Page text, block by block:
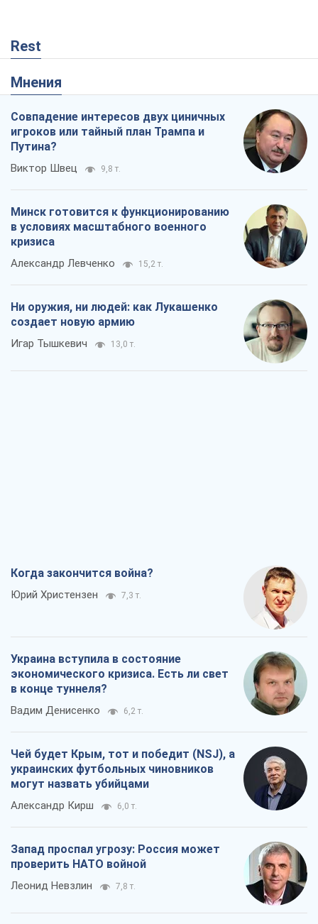
Rest
Мнения
Совпадение интересов двух циничных
игроков или тайный план Трампа и
Путина?
Виктор Швец 9,8 т.
Минск готовится к функционированию
в условиях масштабного военного
кризиса
Александр Левченко 15,2 т.
Ни оружия, ни людей: как Лукашенко
создает новую армию
Игар Тышкевич 13,0 т.
Когда закончится война?
Юрий Христензен 7,3 т.
Украина вступила в состояние
экономического кризиса. Есть ли свет
в конце туннеля?
Вадим Денисенко 6,2 т.
Чей будет Крым, тот и победит (NSJ), а
украинских футбольных чиновников
могут назвать убийцами
Александр Кирш 6,0 т.
Запад проспал угрозу: Россия может
проверить НАТО войной
Леонид Невзлин 7,8 т.